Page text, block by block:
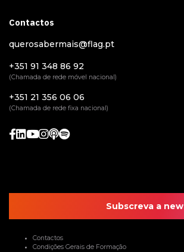
Contactos
querosabermais@flag.pt
+351 91 348 86 92
(Chamada de rede móvel nacional)
+351 21 356 06 06
(Chamada de rede fixa nacional)
Subscreva a
Contactos
Condições Gerais de Formação